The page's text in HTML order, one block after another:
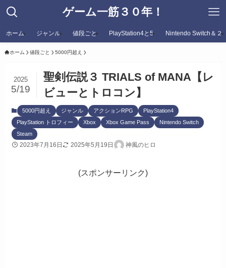
ゲーム一筋３０年！
ホーム ジャンル 値段ごと PlayStation4と5 Nintendo Switch＆２
ホーム 値段ごと 5000円超え
聖剣伝説３ TRIALS of MANA【レ
ビューとトロコン】
2025
5/19
5000円超え ジャンル アクションRPG
PlayStation4
PlayStation トロフィー
Xbox Xbox Game Pass
Nintendo Switch
Steam
2023年7月16日 2025年5月19日 神風のヒロ
(スポンサーリンク)